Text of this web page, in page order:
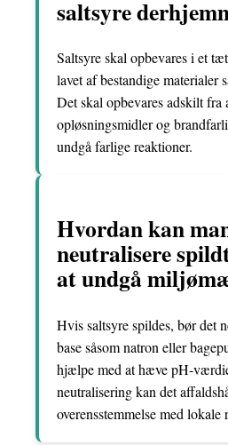
saltsyre
Saltsyre skal opbevares i et
lavet af bestandige materialer
Det skal opbevares adskilt fra
opløsningsmidler og
undgå farlige reaktioner.
Hvordan kan
neutralisere
at undgå
Hvis saltsyre spildes, bør det
base såsom natron eller
hjælpe med at hæve pH-
neutralisering kan det
overensstemmelse med